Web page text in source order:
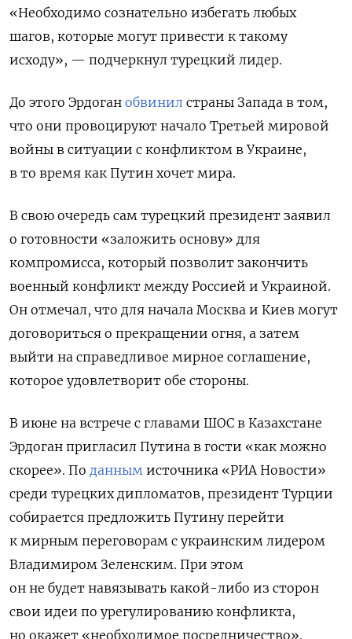
«Необходимо сознательно избегать любых
шагов, которые могут привести к такому
исходу», — подчеркнул турецкий лидер.
До этого Эрдоган обвинил страны Запада в том,
что они провоцируют начало Третьей мировой
войны в ситуации с конфликтом в Украине,
в то время как Путин хочет мира.
В свою очередь сам турецкий президент заявил
о готовности «заложить основу» для
компромисса, который позволит закончить
военный конфликт между Россией и Украиной.
Он отмечал, что для начала Москва и Киев могут
договориться о прекращении огня, а затем
выйти на справедливое мирное соглашение,
которое удовлетворит обе стороны.
В июне на встрече с главами ШОС в Казахстане
Эрдоган пригласил Путина в гости «как можно
скорее». По данным источника «РИА Новости»
среди турецких дипломатов, президент Турции
собирается предложить Путину перейти
к мирным переговорам с украинским лидером
Владимиром Зеленским. При этом
он не будет навязывать какой-либо из сторон
свои идеи по урегулированию конфликта,
но окажет «необходимое посредничество».